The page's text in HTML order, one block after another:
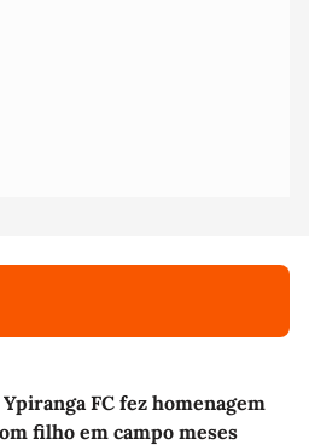
FC fez homenagem
filho em campo meses